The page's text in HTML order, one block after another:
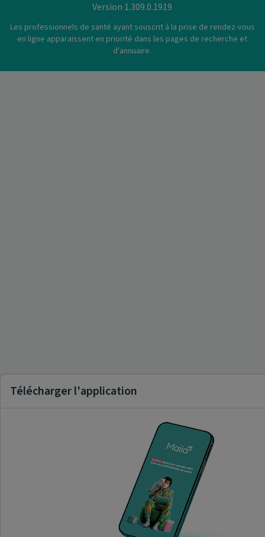
Version 1.309.0.1919
Les professionnels de santé ayant souscrit à la prise de rendez-vous
en ligne apparaissent en priorité dans les pages de recherche et
d'annuaire.
Télécharger l'application